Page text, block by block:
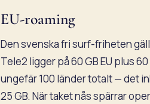
EU-roaming
Den svenska fri surf-friheten
Tele2 ligger på 60 GB EU plus
ungefär 100 länder totalt — det
25 GB. När taket nås spärrar